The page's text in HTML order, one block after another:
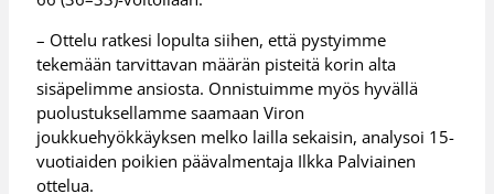
– Ottelu ratkesi lopulta siihen, että pystyimme
tekemään tarvittavan määrän pisteitä korin alta
sisäpelimme ansiosta. Onnistuimme myös hyvällä
puolustuksellamme saamaan Viron
joukkuehyökkäyksen melko lailla sekaisin, analysoi 15-
vuotiaiden poikien päävalmentaja Ilkka Palviainen
ottelua.